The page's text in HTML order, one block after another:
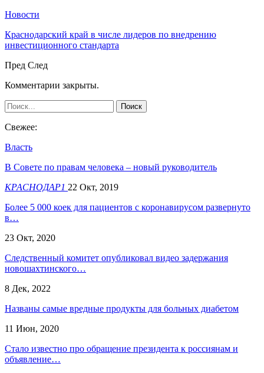
Новости
Краснодарский край в числе лидеров по внедрению
инвестиционного стандарта
Пред След
Комментарии закрыты.
Свежее:
Власть
В Cовете по правам человека – новый руководитель
КРАСНОДАР1 22 Окт, 2019
Более 5 000 коек для пациентов с коронавирусом развернуто
в…
23 Окт, 2020
​Следственный комитет опубликовал видео задержания
новошахтинского…
8 Дек, 2022
Названы самые вредные продукты для больных диабетом
11 Июн, 2020
Стало известно про обращение президента к россиянам и
объявление…